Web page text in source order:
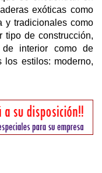
exóticas como
y tradicionales como
tipo de construcción,
de interior como de
los estilos: moderno,